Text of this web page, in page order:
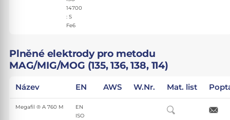
14700
: S
Fe6
Plněné elektrody pro metodu
MAG/MIG/MOG (135, 136, 138, 114)
Název EN AWS W.Nr. Mat. list
Megafil ® A 760 M
EN
ISO